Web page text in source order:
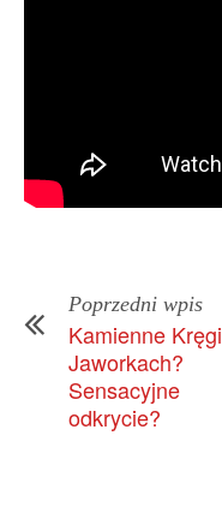
Poprzedni wpis
Kamienne
Jaworkach?
Sensacyjne
odkrycie?